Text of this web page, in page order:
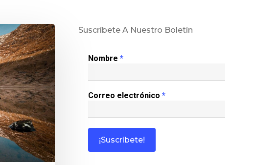
Suscríbete A Nuestro Boletín
Nombre *
Correo electrónico *